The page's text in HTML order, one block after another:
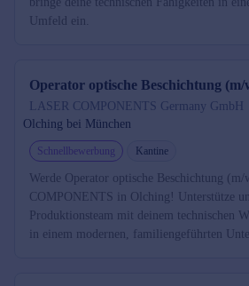
Umfeld ein.
Operator optische Beschichtung (m/
LASER COMPONENTS Germany GmbH
Olching bei München
Schnellbewerbung Kantine
Werde Operator optische Beschichtung
COMPONENTS in Olching! Unterstütze
Produktionsteam mit deinem technischen
in einem modernen, familiengeführten